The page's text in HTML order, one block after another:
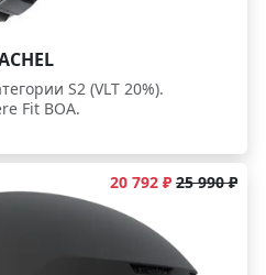
S2 (VLT 20%).
Fit BOA.
20 792 ₽ 25 990 ₽